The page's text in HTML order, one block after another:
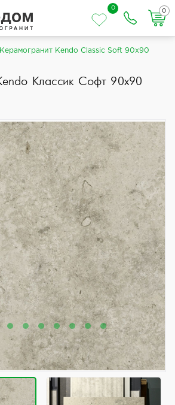
0
0
Керамогранит Kendo Classic Soft 90x90
Классик Софт 90x90